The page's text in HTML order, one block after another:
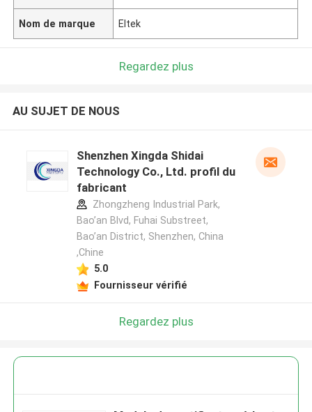
Nom de marque Eltek
Regardez plus
AU SUJET DE NOUS
Shenzhen Xingda Shidai
Technology Co., Ltd. profil du
fabricant
Zhongzheng Industrial Park,
Bao’an Blvd, Fuhai Substreet,
Bao’an District, Shenzhen, China
,Chine
5.0
Fournisseur vérifié
Regardez plus